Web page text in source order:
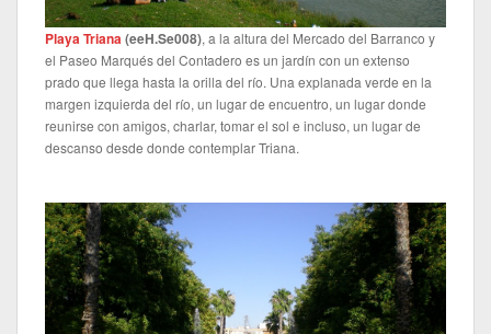
Playa Triana(eeH.Se008), a la altura del Mercado del Barranco y
el Paseo Marqués del Contadero es un jardín con un extenso
prado que llega hasta la orilla del río. Una explanada verde en la
margen izquierda del río, un lugar de encuentro, un lugar donde
reunirse con amigos, charlar, tomar el sol e incluso, un lugar de
descanso desde donde contemplar Triana.